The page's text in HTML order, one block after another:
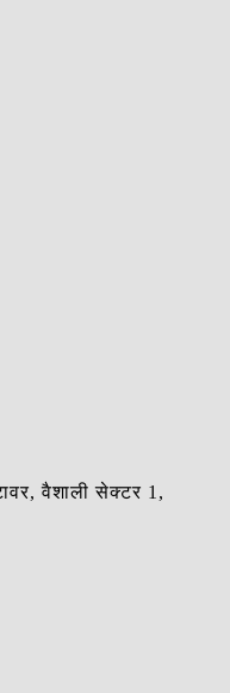
वैशाली सेक्टर 1,